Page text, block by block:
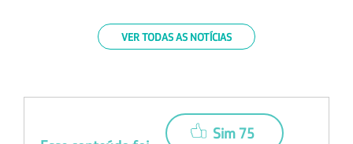
VER TODAS AS NOTÍCIAS
Sim 75